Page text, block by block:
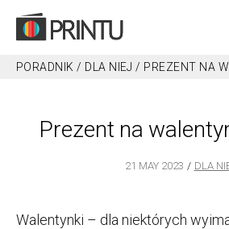
PORADNIK / DLA NIEJ / PREZENT NA
Prezent na
21 MAY 2023 DLA
Walentynki – dla niektórych